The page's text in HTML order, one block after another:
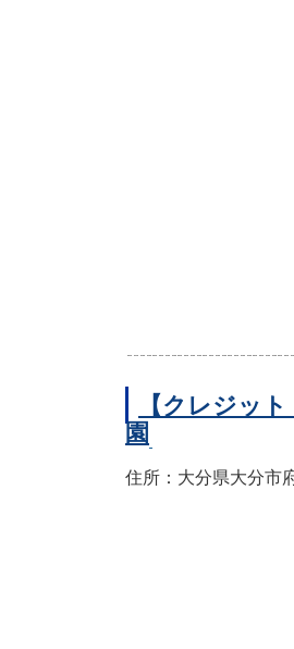
【クレジッ
園
住所：大分県大分市